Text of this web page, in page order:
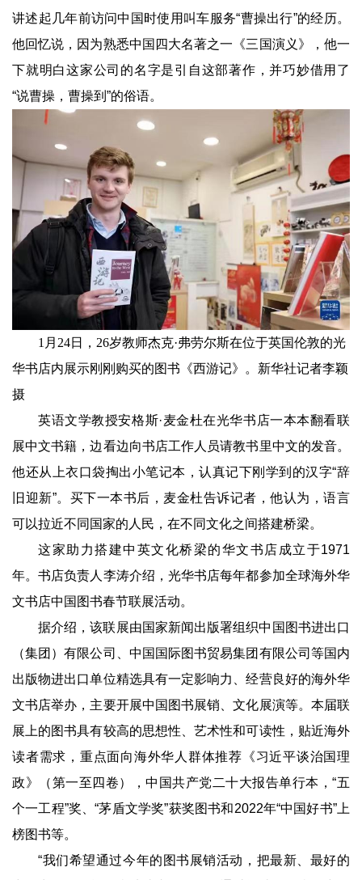
讲述起几年前访问中国时使用叫车服务“曹操出行”的经历。
他回忆说，因为熟悉中国四大名著之一《三国演义》，他一
下就明白这家公司的名字是引自这部著作，并巧妙借用了
“说曹操，曹操到”的俗语。
1月24日，26岁教师杰克·弗劳尔斯在位于英国伦敦的光
华书店内展示刚刚购买的图书《西游记》。新华社记者李颖
摄
英语文学教授安格斯·麦金杜在光华书店一本本翻看联
展中文书籍，边看边向书店工作人员请教书里中文的发音。
他还从上衣口袋掏出小笔记本，认真记下刚学到的汉字“辞
旧迎新”。买下一本书后，麦金杜告诉记者，他认为，语言
可以拉近不同国家的人民，在不同文化之间搭建桥梁。
这家助力搭建中英文化桥梁的华文书店成立于1971
年。书店负责人李涛介绍，光华书店每年都参加全球海外华
文书店中国图书春节联展活动。
据介绍，该联展由国家新闻出版署组织中国图书进出口
（集团）有限公司、中国国际图书贸易集团有限公司等国内
出版物进出口单位精选具有一定影响力、经营良好的海外华
文书店举办，主要开展中国图书展销、文化展演等。本届联
展上的图书具有较高的思想性、艺术性和可读性，贴近海外
读者需求，重点面向海外华人群体推荐《习近平谈治国理
政》（第一至四卷），中国共产党二十大报告单行本，“五
个一工程”奖、“茅盾文学奖”获奖图书和2022年“中国好书”上
榜图书等。
“我们希望通过今年的图书展销活动，把最新、最好的